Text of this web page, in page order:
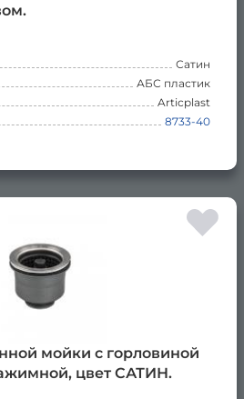
Сатин
АБС пластик
Articplast
8733-40
мойки с горловиной
цвет САТИН.